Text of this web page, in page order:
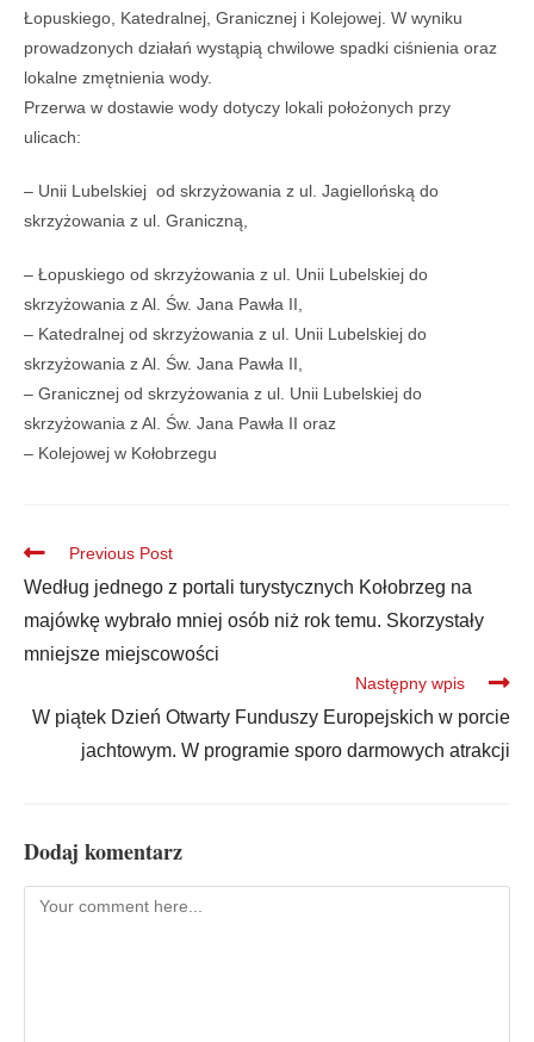
Łopuskiego, Katedralnej, Granicznej i Kolejowej. W wyniku
prowadzonych działań wystąpią chwilowe spadki ciśnienia oraz
lokalne zmętnienia wody.
Przerwa w dostawie wody dotyczy lokali położonych przy
ulicach:
– Unii Lubelskiej od skrzyżowania z ul. Jagiellońską do
skrzyżowania z ul. Graniczną,
– Łopuskiego od skrzyżowania z ul. Unii Lubelskiej do
skrzyżowania z Al. Św. Jana Pawła II,
– Katedralnej od skrzyżowania z ul. Unii Lubelskiej do
skrzyżowania z Al. Św. Jana Pawła II,
– Granicznej od skrzyżowania z ul. Unii Lubelskiej do
skrzyżowania z Al. Św. Jana Pawła II oraz
– Kolejowej w Kołobrzegu
Previous Post
Według jednego z portali turystycznych Kołobrzeg na
majówkę wybrało mniej osób niż rok temu. Skorzystały
mniejsze miejscowości
Następny wpis
W piątek Dzień Otwarty Funduszy Europejskich w porcie
jachtowym. W programie sporo darmowych atrakcji
Dodaj komentarz